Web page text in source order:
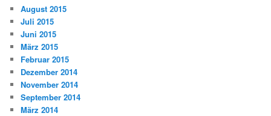
August 2015
Juli 2015
Juni 2015
März 2015
Februar 2015
Dezember 2014
November 2014
September 2014
März 2014